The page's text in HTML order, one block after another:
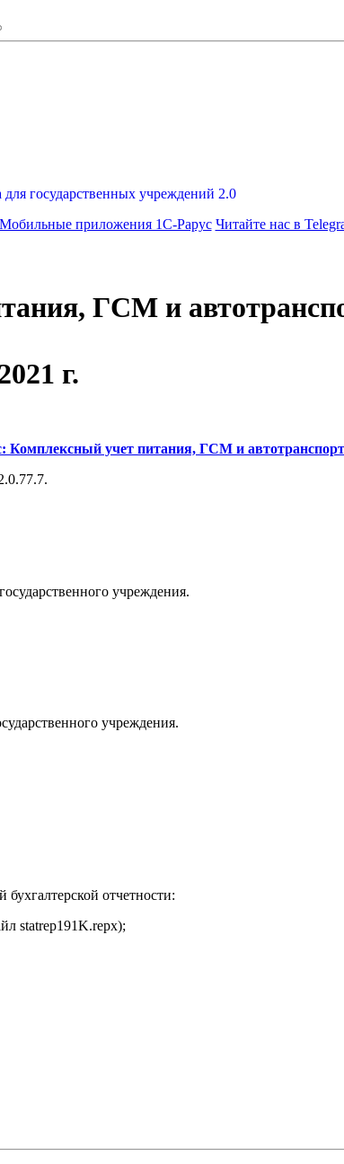
государственных учреждений 2.0
Мобильные приложения 1С-Рарус Читайте нас в
ГСМ и
г.
Комплексный учет питания, ГСМ и
учреждения.
учреждения.
отчетности:
statrep191K.repx);